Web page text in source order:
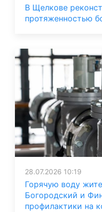
В Щелкове
протяженностью
28.07.2026 10:19
Горячую воду
Богородский и
профилактики на